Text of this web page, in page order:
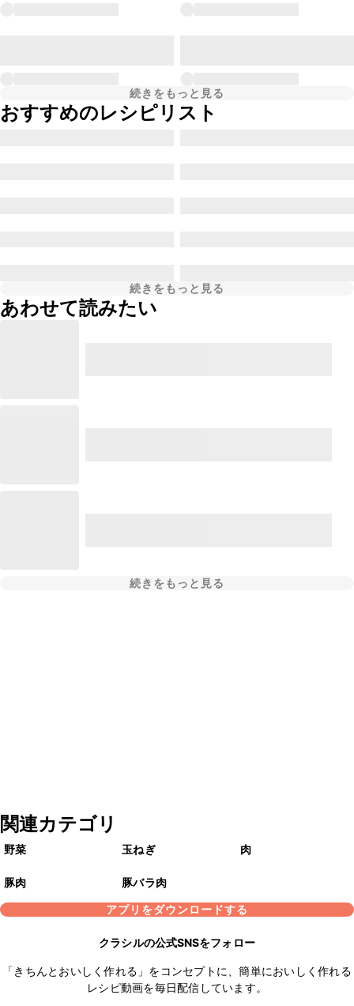
続きをもっと見る
おすすめのレシピリスト
続きをもっと見る
あわせて読みたい
続きをもっと見る
関連カテゴリ
野菜 玉ねぎ 肉
豚肉
豚バラ肉
アプリをダウンロードする
クラシルの公式SNSをフォロー
「きちんとおいしく作れる」をコンセプトに、簡単においしく作れる
レシピ動画を毎日配信しています。